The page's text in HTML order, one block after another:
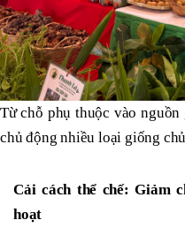
Từ chỗ phụ thuộc vào
chủ động nhiều loại giống
Cải cách thể chế: Giảm
hoạt